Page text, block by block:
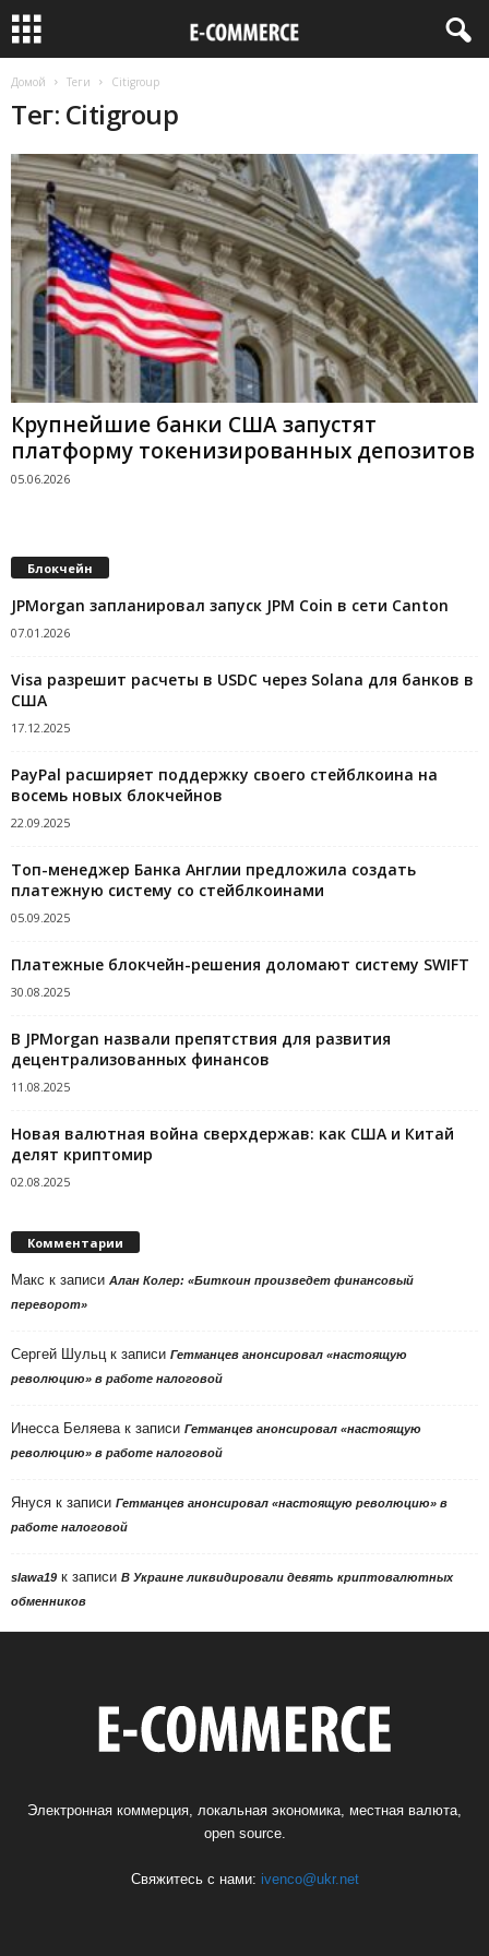
Домой Теги Citigroup
Тег: Citigroup
Крупнейшие банки США запустят
платформу токенизированных депозитов
05.06.2026
Блокчейн
JPMorgan запланировал запуск JPM Coin в сети Canton
07.01.2026
Visa разрешит расчеты в USDC через Solana для банков в
США
17.12.2025
PayPal расширяет поддержку своего стейблкоина на
восемь новых блокчейнов
22.09.2025
Топ-менеджер Банка Англии предложила создать
платежную систему со стейблкоинами
05.09.2025
Платежные блокчейн-решения доломают систему SWIFT
30.08.2025
В JPMorgan назвали препятствия для развития
децентрализованных финансов
11.08.2025
Новая валютная война сверхдержав: как США и Китай
делят криптомир
02.08.2025
Комментарии
Макс к записи Алан Колер: «Биткоин произведет финансовый
переворот»
Сергей Шульцк записи Гетманцев анонсировал «настоящую
революцию» в работе налоговой
Инесса Беляевак записи Гетманцев анонсировал «настоящую
революцию» в работе налоговой
Януся к записи Гетманцев анонсировал «настоящую революцию» в
работе налоговой
slawa19 к записи В Украине ликвидировали девять криптовалютных
обменников
Электронная коммерция, локальная экономика, местная валюта,
open source.
Свяжитесь с нами: ivenco@ukr.net